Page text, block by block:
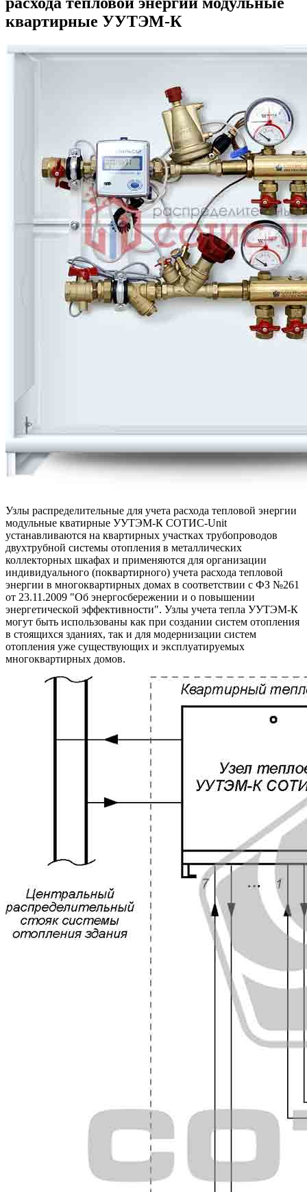
квартирные УУТЭМ-К
Узлы распределительные для учета расхода тепловой энергии
модульные кватирные УУТЭМ-К СОТИС-Unit
устанавливаются на квартирных участках трубопроводов
двухтрубной системы отопления в металлических
коллекторных шкафах и применяются для организации
индивидуального (поквартирного) учета расхода тепловой
энергии в многоквартирных домах в соответствии с ФЗ №261
от 23.11.2009 "Об энергосбережении и о повышении
энергетической эффективности". Узлы учета тепла УУТЭМ-К
могут быть использованы как при создании систем отопления
в стоящихся зданиях, так и для модернизации систем
отопления уже существующих и эксплуатируемых
многоквартирных домов.